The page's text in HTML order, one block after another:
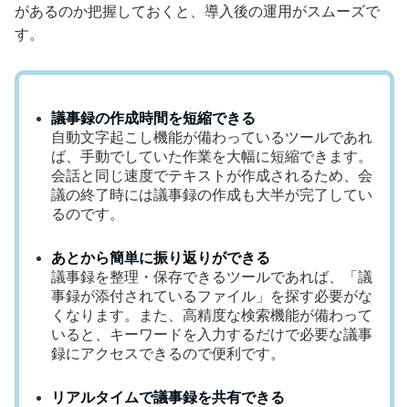
があるのか把握しておくと、導入後の運用がスムーズで
す。
議事録の作成時間を短縮できる
自動文字起こし機能が備わっているツールであれ
ば、手動でしていた作業を大幅に短縮できます。
会話と同じ速度でテキストが作成されるため、会
議の終了時には議事録の作成も大半が完了してい
るのです。
あとから簡単に振り返りができる
議事録を整理・保存できるツールであれば、「議
事録が添付されているファイル」を探す必要がな
くなります。また、高精度な検索機能が備わって
いると、キーワードを入力するだけで必要な議事
録にアクセスできるので便利です。
リアルタイムで議事録を共有できる